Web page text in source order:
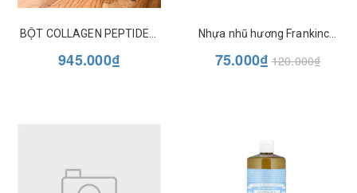
945.000₫ 75.000₫ 120.000₫